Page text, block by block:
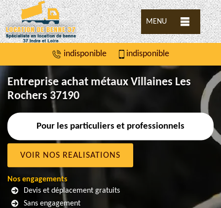
MENU
indisponible indisponible
Entreprise achat métaux Villaines Les
Rochers 37190
Pour les particuliers et professionnels
VOIR NOS REALISATIONS
Nos engagements
Devis et déplacement gratuits
Sans engagement